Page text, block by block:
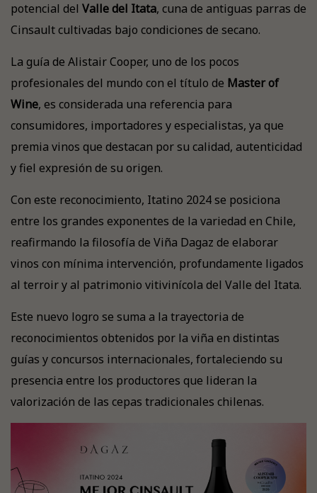
potencial del Valle del Itata, cuna de antiguas parras de
Cinsault cultivadas bajo condiciones de secano.
La guía de Alistair Cooper, uno de los pocos
profesionales del mundo con el título de Master of
Wine, es considerada una referencia para
consumidores, importadores y especialistas, ya que
premia vinos que destacan por su calidad, autenticidad
y fiel expresión de su origen.
Con este reconocimiento, Itatino 2024 se posiciona
entre los grandes exponentes de la variedad en Chile,
reafirmando la filosofía de Viña Dagaz de elaborar
vinos con mínima intervención, profundamente ligados
al terroir y al patrimonio vitivinícola del Valle del Itata.
Este nuevo logro se suma a la trayectoria de
reconocimientos obtenidos por la viña en distintas
guías y concursos internacionales, fortaleciendo su
presencia entre los productores que lideran la
valorización de las cepas tradicionales chilenas.